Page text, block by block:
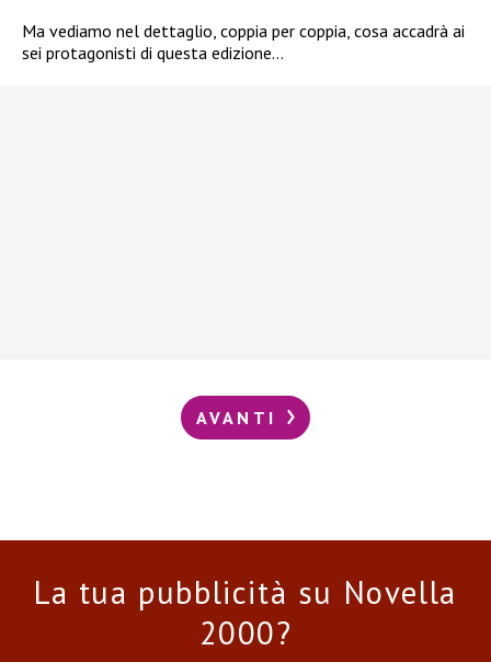
Ma vediamo nel dettaglio, coppia per coppia, cosa accadrà ai
sei protagonisti di questa edizione…
AVANTI
La tua pubblicità su Novella
2000?